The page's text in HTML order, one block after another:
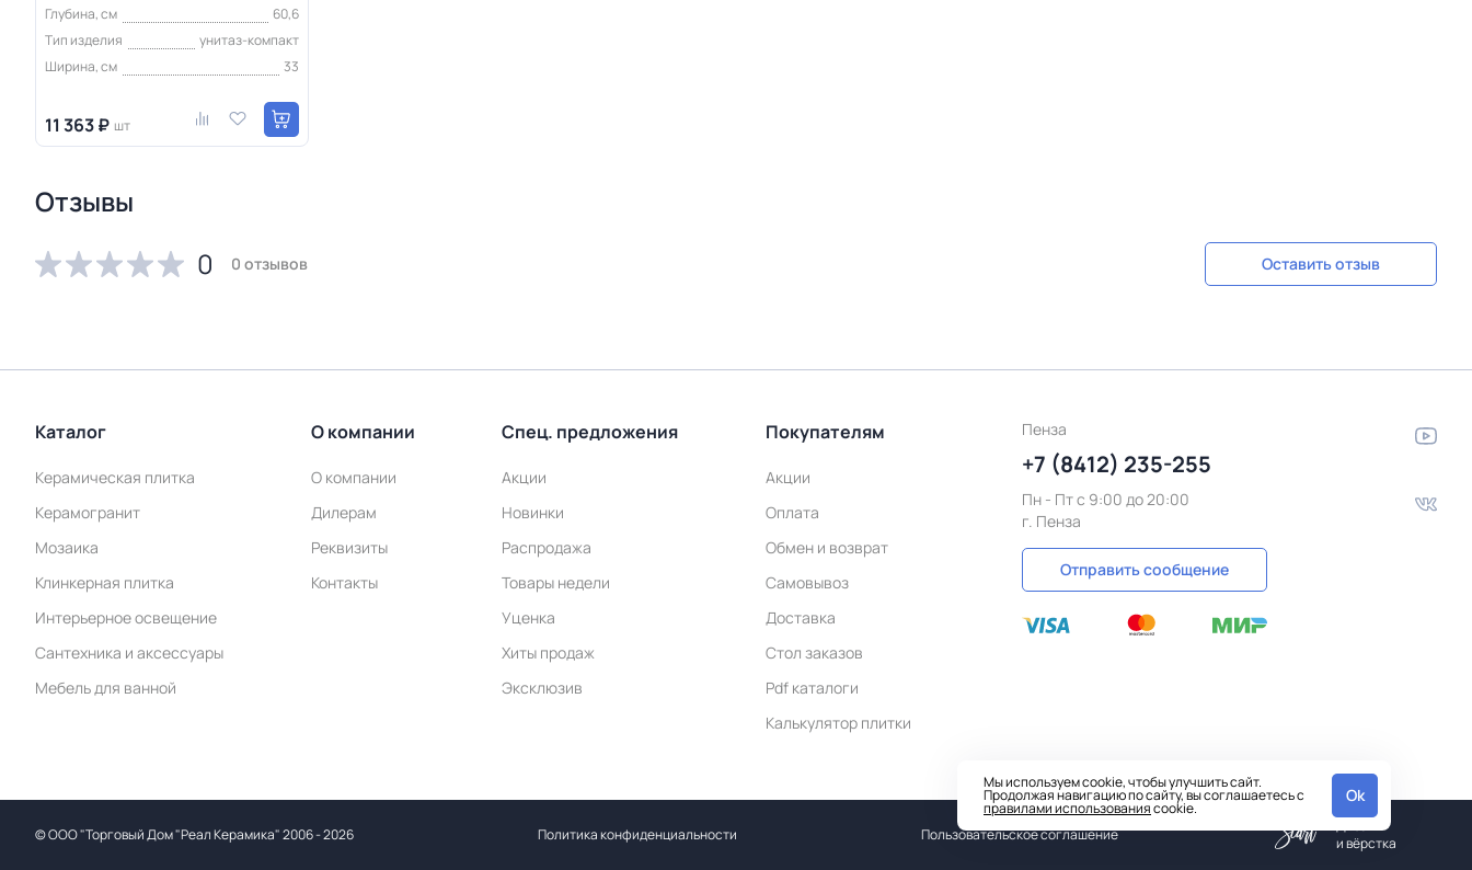
Глубина, см
60,6
Тип изделия
унитаз-компакт
Ширина, см
33
11 363 ₽ шт
Отзывы
0
0 отзывов Оставить отзыв
Каталог
Керамическая плитка
Керамогранит
Мозаика
Клинкерная плитка
Интерьерное освещение
Сантехника и аксессуары
Мебель для ванной
О компании
О компании
Дилерам
Реквизиты
Контакты
Спец. предложения
Акции
Новинки
Распродажа
Товары недели
Уценка
Хиты продаж
Эксклюзив
Покупателям
Акции
Оплата
Обмен и возврат
Самовывоз
Доставка
Стол заказов
Pdf каталоги
Калькулятор плитки
Пенза
+7 (8412) 235-255
Пн - Пт c 9:00 до 20:00
г. Пенза
Отправить сообщение
©ООО "Торговый Дом "Реал Керамика"2006 - 2026 Политика конфиденциальности Пользовательское соглашение
и вёрстка
Мы используем cookie, чтобы улучшить сайт.
Продолжая навигацию по сайту, вы соглашаетесь с
правилами использованияcookie.
Ok